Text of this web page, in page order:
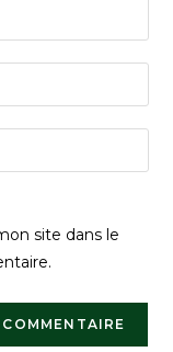
site dans le